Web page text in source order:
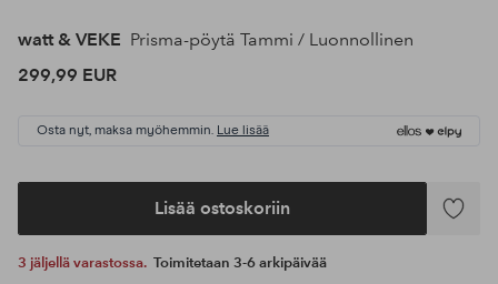
watt & VEKE Prisma-pöytä Tammi / Luonnollinen
299,99 EUR
Osta nyt, maksa myöhemmin. Lue lisää
Lisää ostoskoriin
Lisää
3 jäljellä varastossa. Toimitetaan 3-6 arkipäivää